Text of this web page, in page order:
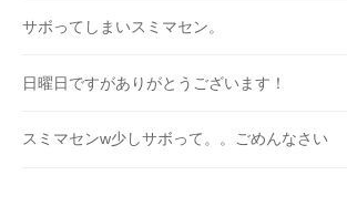
サボってしまいスミマセン。
日曜日ですがありがとうございます！
スミマセンw少しサボって。。ごめんなさい